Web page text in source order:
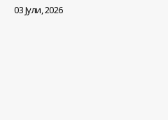
03 Јули, 2026